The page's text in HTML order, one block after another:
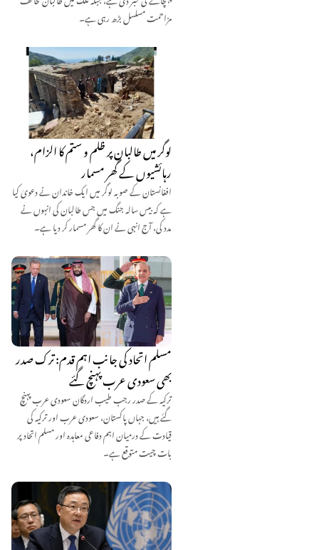
مزاحمت مسلسل بڑھ رہی ہے۔
لوگر میں طالبان پر ظلم و ستم کا الزام،
رہائشیوں کے گھر مسمار
افغانستان کے صوبہ لوگر میں ایک خاندان نے دعویٰ کیا
ہے کہ بیس سالہ جنگ میں جس طالبان کی انہوں نے
مدد کی، آج انہی نے ان کا گھر مسمار کر دیا ہے۔
مسلم اتحاد کی جانب اہم قدم: ترک صدر
بھی سعودی عرب پہنچ گئے
ترکیہ کے صدر رجب طیب اردگان سعودی عرب پہنچ
گئے ہیں، جہاں پاکستان، سعودی عرب اور ترکیہ کی
قیادت کے درمیان اہم دفاعی معاہدہ اور مسلم اتحاد پر
بات چیت متوقع ہے۔